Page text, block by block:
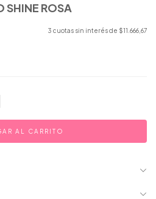
SHINE ROSA
3 cuotas sin interés de $11.666,67